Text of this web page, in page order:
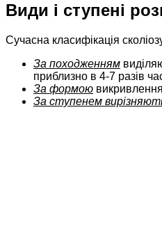
Види і ступені
Сучасна класифікація
За походженням
приблизно в 4-7 разів
За формою
За ступенем